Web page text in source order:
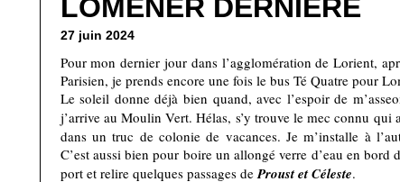
LOMENER DERNIÈRE
27 juin 2024
Pour mon dernier jour dans l’agglomération de Lorient,
Parisien, je prends encore une fois le bus Té Quatre pour
Le soleil donne déjà bien quand, avec l’espoir de
j’arrive au Moulin Vert. Hélas, s’y trouve le mec connu qui
dans un truc de colonie de vacances. Je m’installe à
C’est aussi bien pour boire un allongé verre d’eau en bord
port et relire quelques passages deProust et Céleste.